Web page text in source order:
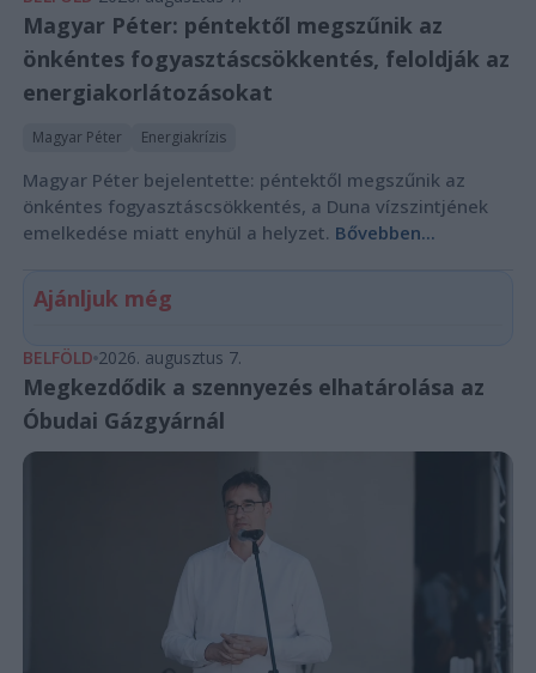
Magyar Péter: péntektől megszűnik az
önkéntes fogyasztáscsökkentés, feloldják az
energiakorlátozásokat
Magyar Péter Energiakrízis
Magyar Péter bejelentette: péntektől megszűnik az
önkéntes fogyasztáscsökkentés, a Duna vízszintjének
emelkedése miatt enyhül a helyzet. Bővebben...
Ajánljuk még
BELFÖLD 2026. augusztus 7.
Megkezdődik a szennyezés elhatárolása az
Óbudai Gázgyárnál